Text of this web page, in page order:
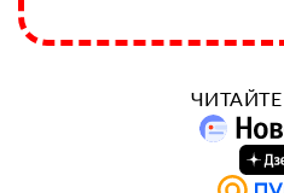
ЧИТАЙТЕ